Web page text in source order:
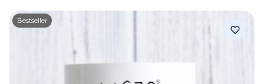
Bestseller